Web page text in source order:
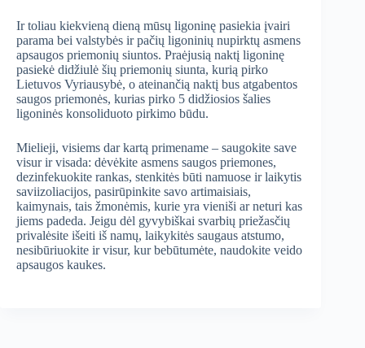
Ir toliau kiekvieną dieną mūsų ligoninę pasiekia įvairi
parama bei valstybės ir pačių ligoninių nupirktų asmens
apsaugos priemonių siuntos. Praėjusią naktį ligoninę
pasiekė didžiulė šių priemonių siunta, kurią pirko
Lietuvos Vyriausybė, o ateinančią naktį bus atgabentos
saugos priemonės, kurias pirko 5 didžiosios šalies
ligoninės konsoliduoto pirkimo būdu.
Mielieji, visiems dar kartą primename – saugokite save
visur ir visada: dėvėkite asmens saugos priemones,
dezinfekuokite rankas, stenkitės būti namuose ir laikytis
saviizoliacijos, pasirūpinkite savo artimaisiais,
kaimynais, tais žmonėmis, kurie yra vieniši ar neturi kas
jiems padeda. Jeigu dėl gyvybiškai svarbių priežasčių
privalėsite išeiti iš namų, laikykitės saugaus atstumo,
nesibūriuokite ir visur, kur bebūtumėte, naudokite veido
apsaugos kaukes.